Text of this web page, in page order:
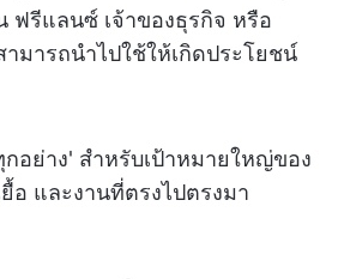
ฟรีแลนซ์ เจ้าของธุรกิจ หรือ
มารถนำไปใช้ให้เกิดประโยชน์
อย่าง' สำหรับเป้าหมายใหญ่ของ
อ และงานที่ตรงไปตรงมา